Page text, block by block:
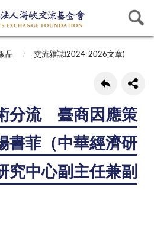
品 交流雜誌(2024-2026文章)
分流 臺商因應策
書菲（中華經濟研
究中心副主任兼副